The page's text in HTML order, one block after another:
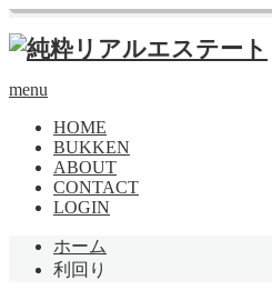
menu
HOME
BUKKEN
ABOUT
CONTACT
LOGIN
ホーム
利回り